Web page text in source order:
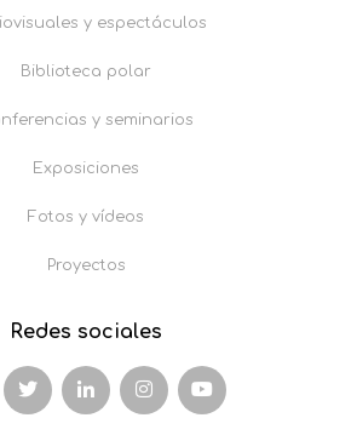
y espectáculos
Biblioteca polar
y seminarios
Exposiciones
Fotos y vídeos
Proyectos
Redes sociales